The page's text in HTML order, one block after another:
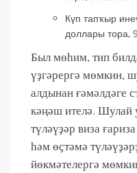
Күп тапҡыр
доллары тора,
Был мөһим, тип
үҙгәрергә мөмкин,
алдынан ғәмәлдәге
кәңәш ителә. Шулай
түләүҙәр виза
һәм өҫтәмә
йөкмәтелергә